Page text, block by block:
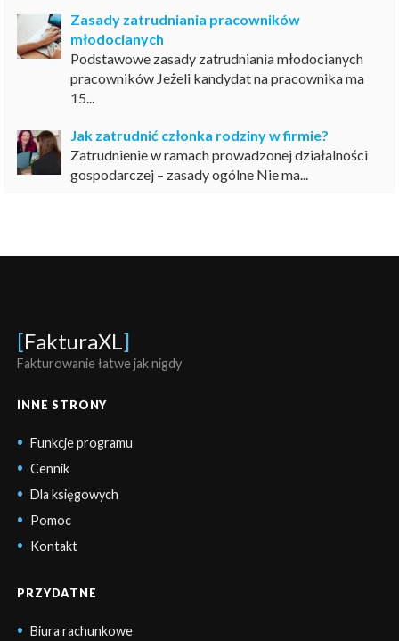
Zasady zatrudniania pracowników
młodocianych
Podstawowe zasady zatrudniania młodocianych
pracowników Jeżeli kandydat na pracownika ma
15...
Jak zatrudnić członka rodziny w firmie?
Zatrudnienie w ramach prowadzonej działalności
gospodarczej – zasady ogólne Nie ma...
[FakturaXL]
Fakturowanie łatwe jak nigdy
INNE STRONY
Funkcje programu
Cennik
Dla księgowych
Pomoc
Kontakt
PRZYDATNE
Biura rachunkowe